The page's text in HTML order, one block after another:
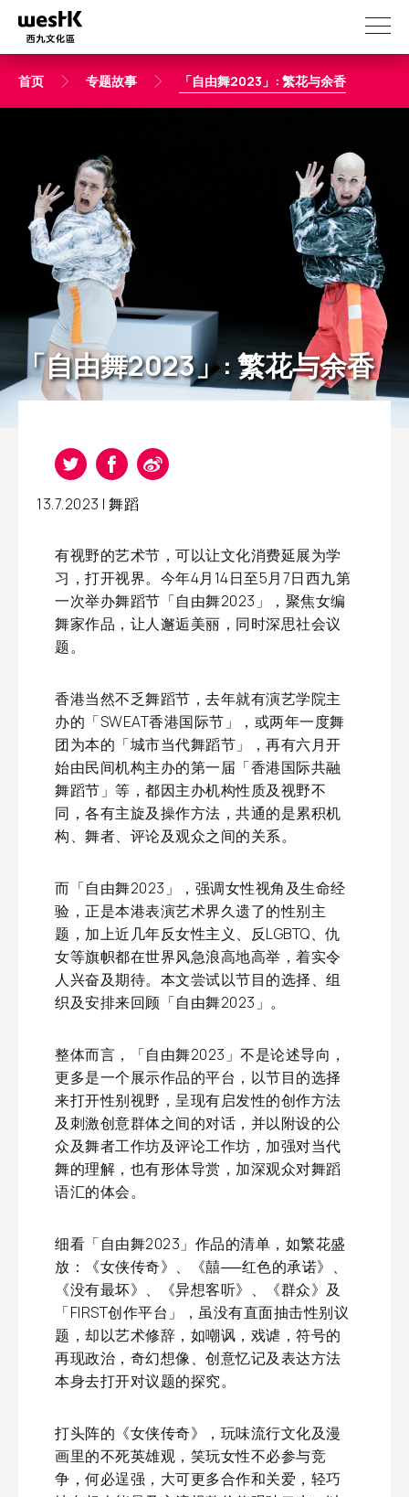
到
首页 专题故事 「自由舞2023」: 繁花与余香
「自由舞2023」: 繁花与余香
13.7.2023 | 舞蹈
有视野的艺术节，可以让文化消费延展为学
习，打开视界。今年4月14日至5月7日西九第
一次举办舞蹈节「自由舞2023」，聚焦女编
舞家作品，让人邂逅美丽，同时深思社会议
题。
香港当然不乏舞蹈节，去年就有演艺学院主
办的「SWEAT香港国际节」，或两年一度舞
团为本的「城市当代舞蹈节」，再有六月开
始由民间机构主办的第一届「香港国际共融
舞蹈节」等，都因主办机构性质及视野不
同，各有主旋及操作方法，共通的是累积机
构、舞者、评论及观众之间的关系。
而「自由舞2023」，强调女性视角及生命经
验，正是本港表演艺术界久遗了的性别主
题，加上近几年反女性主义、反LGBTQ、仇
女等旗帜都在世界风急浪高地高举，着实令
人兴奋及期待。本文尝试以节目的选择、组
织及安排来回顾「自由舞2023」。
整体而言，「自由舞2023」不是论述导向，
更多是一个展示作品的平台，以节目的选择
来打开性别视野，呈现有启发性的创作方法
及刺激创意群体之间的对话，并以附设的公
众及舞者工作坊及评论工作坊，加强对当代
舞的理解，也有形体导赏，加深观众对舞蹈
语汇的体会。
细看「自由舞2023」作品的清单，如繁花盛
放：《女侠传奇》、《囍──红色的承诺》、
《没有最坏》、《异想客听》、《群众》及
「FIRST创作平台」，虽没有直面抽击性别议
题，却以艺术修辞，如嘲讽，戏谑，符号的
再现政治，奇幻想像、创意忆记及表达方法
本身去打开对议题的探究。
打头阵的《女侠传奇》，玩味流行文化及漫
画里的不死英雄观，笑玩女性不必参与竞
争，何必逞强，大可更多合作和关爱，轻巧